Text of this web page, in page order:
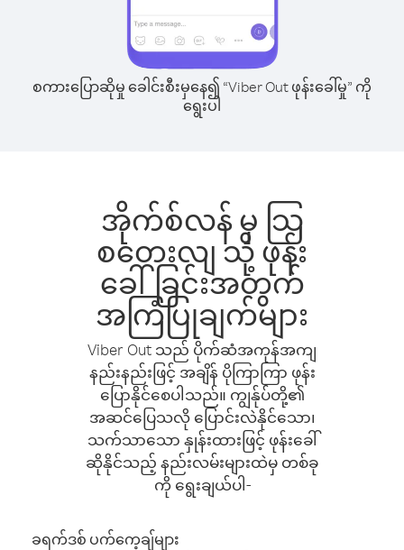
စကားပြောဆိုမှု ခေါင်းစီးမှနေ၍ “Viber Out ဖုန်းခေါ်မှု” ကို
ရွေးပါ
အိုက်စ်လန် မှ သြ
စတေးလျ သို့ ဖုန်း
ခေါ်ခြင်းအတွက်
အကြံပြုချက်များ
Viber Out သည် ပိုက်ဆံအကုန်အကျ
နည်းနည်းဖြင့် အချိန် ပိုကြာကြာ ဖုန်း
ပြောနိုင်စေပါသည်။ ကျွန်ုပ်တို့၏
အဆင်ပြေသလို ပြောင်းလဲနိုင်သော၊
သက်သာသော နှုန်းထားဖြင့် ဖုန်းခေါ်
ဆိုနိုင်သည့် နည်းလမ်းများထဲမှ တစ်ခု
ကို ရွေးချယ်ပါ-
ခရက်ဒစ် ပက်ကေ့ချ်များ